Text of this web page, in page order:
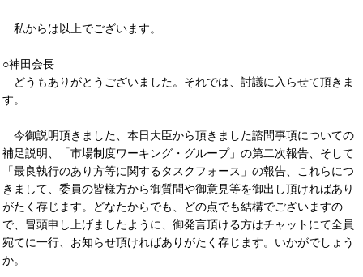
私からは以上でございます。
○神田会長
どうもありがとうございました。それでは、討議に入らせて頂きま
す。
今御説明頂きました、本日大臣から頂きました諮問事項についての
補足説明、「市場制度ワーキング・グループ」の第二次報告、そして
「最良執行のあり方等に関するタスクフォース」の報告、これらにつ
きまして、委員の皆様方から御質問や御意見等を御出し頂ければあり
がたく存じます。どなたからでも、どの点でも結構でございますの
で、冒頭申し上げましたように、御発言頂ける方はチャットにて全員
宛てに一行、お知らせ頂ければありがたく存じます。いかがでしょう
か。